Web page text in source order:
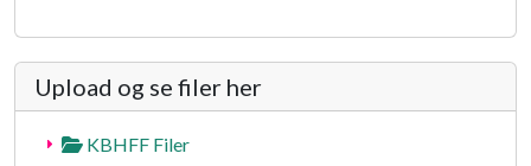
Upload og se filer her
KBHFF Filer